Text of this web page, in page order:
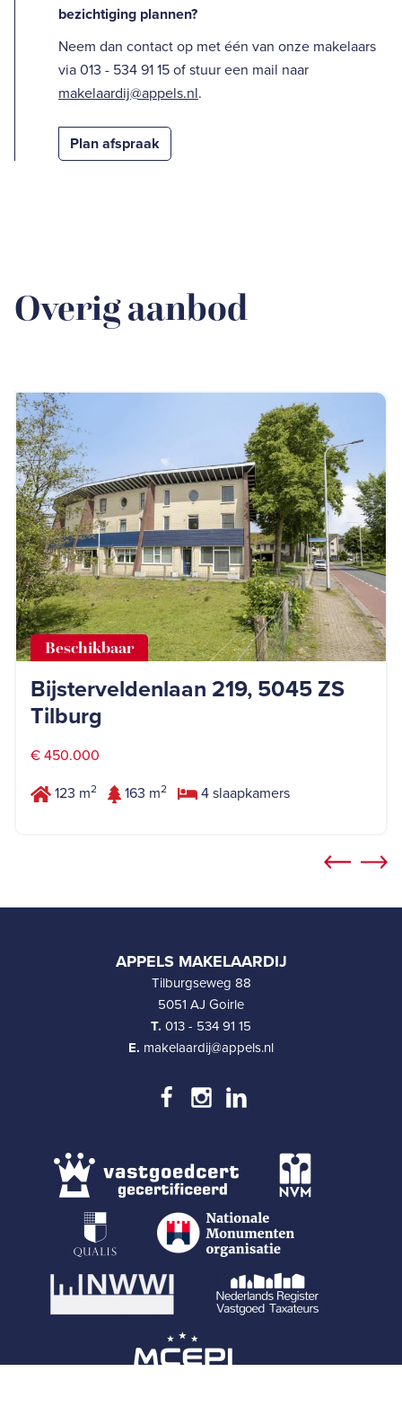
bezichtiging plannen?
Neem dan contact op met één van onze makelaars
via 013 - 534 91 15 of stuur een mail naar
makelaardij@appels.nl.
Plan afspraak
Overig aanbod
Beschikbaar
Bijsterveldenlaan 219, 5045 ZS
Tilburg
€ 450.000
123 m2 163 m2 4 slaapkamers
APPELS MAKELAARDIJ
Tilburgseweg 88
5051 AJ Goirle
T. 013 - 534 91 15
E. makelaardij@appels.nl